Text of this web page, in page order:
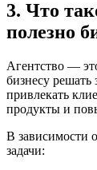
3. Что
полезно
Агентство —
бизнесу
привлекать
продукты и
В зависимости
задачи: